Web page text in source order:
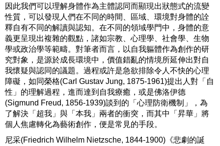
因此我們可以理解身體作為主體認同而顯現出狀態式的流變
性質，可以發現人們在不同的時間、區域、環境對身體的詮
釋自有不同的解讀與認知。在不同的領域學門中，身體的意
義更呈現出複雜的觀點，諸如宗教、心理學、社會學、生物
學或政治學等範疇。對筆者而言，以自我軀體作為創作的研
究對象，是源於成長環境中，價值錯亂的情境所延伸出對自
我懷疑與認同的議題。過程或許是急欲排除令人不快的心理
障礙，如同榮格(Carl Gustav Jung, 1875-1961)提出人對「自
性」的理解過程，進而達到自我療癒，或是佛洛伊德
(Sigmund Freud, 1856-1939)談到的「心理防衛機制」，為
了解決「超我」與「本我」兩者的衝突，而其中「昇華」將
個人焦慮轉化為藝術創作，便是常見的手段。
尼采(Friedrich Wilhelm Nietzsche, 1844-1900)《悲劇的誕